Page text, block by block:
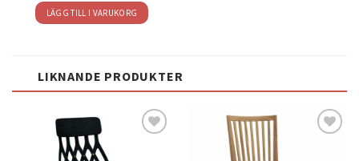
LÄGG TILL I VARUKORG
LIKNANDE PRODUKTER